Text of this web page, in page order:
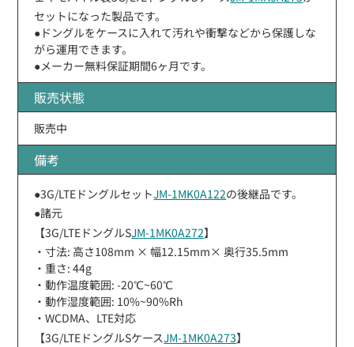
セットになった製品です。
●ドングルをケースに入れて汚れや衝撃などから保護しな
がら運用できます。
●メーカー無料保証期間6ヶ月です。
販売状態
販売中
備考
●3G/LTEドングルセットJM-1MK0A122の後継品です。
●諸元
【3G/LTEドングルSJM-1MK0A272】
・寸法: 高さ108mm × 幅12.15mm× 奥行35.5mm
・重さ: 44g
・動作温度範囲: -20℃~60℃
・動作湿度範囲: 10%~90%Rh
・WCDMA、LTE対応
【3G/LTEドングルSケースJM-1MK0A273】